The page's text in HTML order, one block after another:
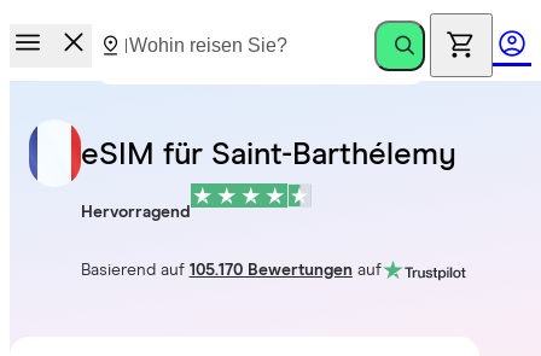
eSIM für Saint-Barthélemy
Hervorragend
Basierend auf 105.170 Bewertungen auf